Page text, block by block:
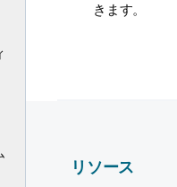
きます。
リソース